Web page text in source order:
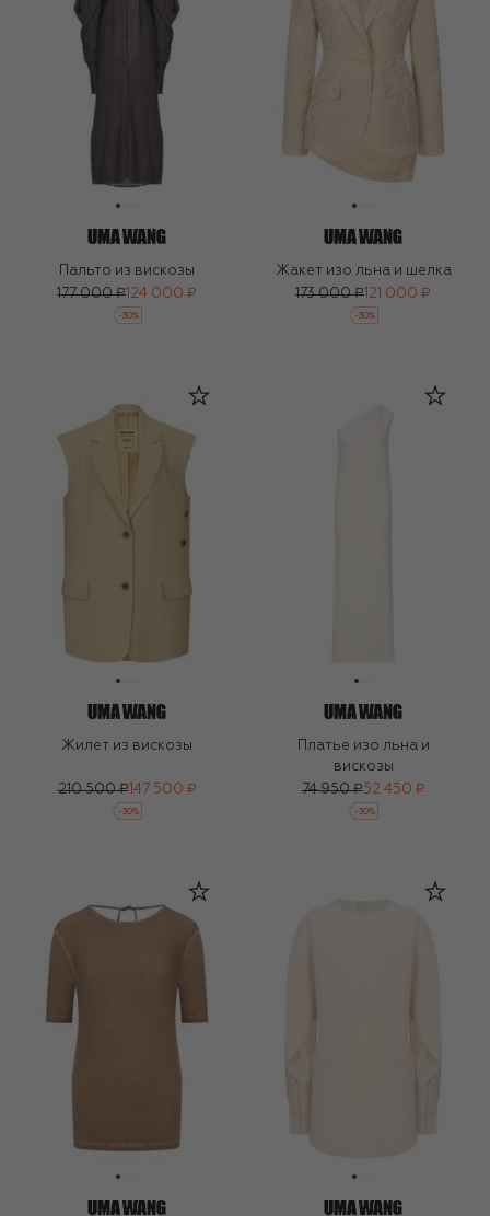
Пальто из вискозы
177 000 ₽ 124 000 ₽
-30%
Жакет изо льна и шелка
173 000 ₽ 121 000 ₽
-30%
Жилет из вискозы
210 500 ₽147 500 ₽
-30%
Платье изо льна и
вискозы
74 950 ₽52 450 ₽
-30%